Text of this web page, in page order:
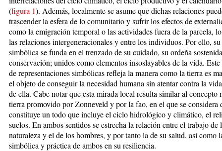
(figura 1). Además, localmente se asume que dichas relaciones
trascender la esfera de lo comunitario y sufrir los efectos de
como la emigración temporal o las actividades fuera de la parcela,
las relaciones intergeneracionales y entre los individuos. Por ello,
simbó­lica se funda en el trenzado de su cuidado, su ordeña
conservación; unidos como elementos insoslayables de la vida.
de representaciones simbó­licas refleja la manera como la tierra es
el objeto de conseguir la necesidad humana sin atentar contra la
de ella. Cabe notar que esta mirada local resulta similar al concepto
tierra promovido por Zonneveld y por la fao, en el que se considera
constituye un todo que incluye el ciclo hidroló­gico y climático, el
suelos. En ambos sentidos se estrecha la relación entre el trabajo de
naturaleza y el de los hombres, y por tanto la de su salud, así como
simbólica y práctica de ambos en su resiliencia.